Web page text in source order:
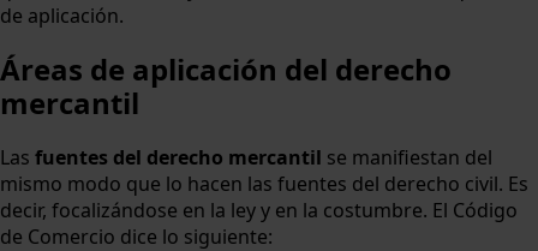
de aplicación.
Áreas de aplicación del derecho
mercantil
Las fuentes del derecho mercantil se manifiestan del
mismo modo que lo hacen las fuentes del derecho civil. Es
decir, focalizándose en la ley y en la costumbre. El Código
de Comercio dice lo siguiente: